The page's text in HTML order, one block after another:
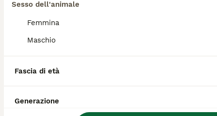
Sesso dell'animale
Femmina
Maschio
Fascia di età
Generazione
come il pedigree, la reputazione
dell'allevatore e la posizione.
Chihuahua?
Il Chihuahua è aggressivo?